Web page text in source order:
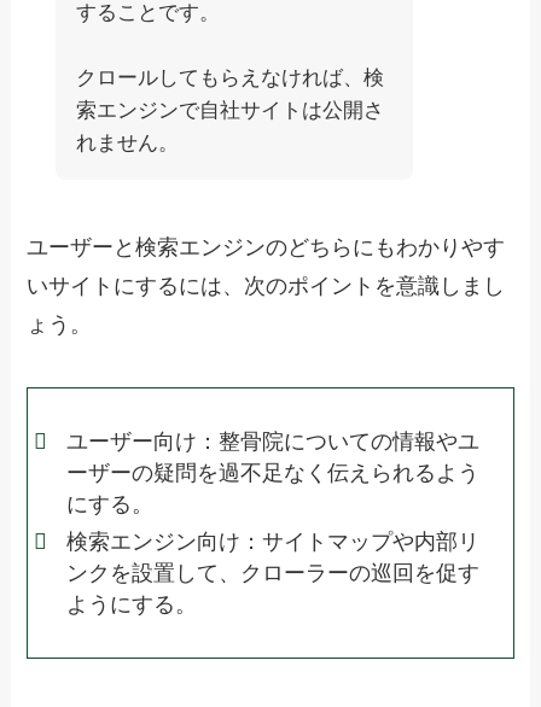
することです。
クロールしてもらえなければ、検
索エンジンで自社サイトは公開さ
れません。
ユーザーと検索エンジンのどちらにもわかりやす
いサイトにするには、次のポイントを意識しまし
ょう。
ユーザー向け：整骨院についての情報やユ
ーザーの疑問を過不足なく伝えられるよう
にする。
検索エンジン向け：サイトマップや内部リ
ンクを設置して、クローラーの巡回を促す
ようにする。